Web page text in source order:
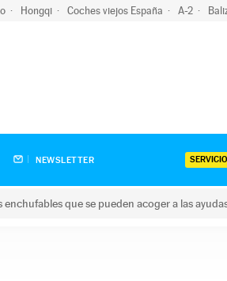
Hongqi Coches viejos España A-2
NEWSLETTER
que se pueden acoger a las